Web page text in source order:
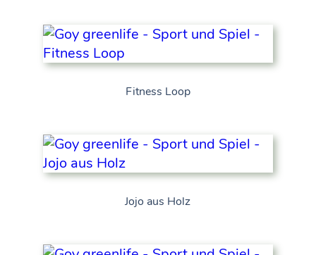
Fitness Loop
Jojo aus Holz